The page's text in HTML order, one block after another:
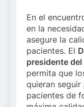
En el
en la
asegure la
pacientes. El
presidente del
permita que
quieran
pacientes de